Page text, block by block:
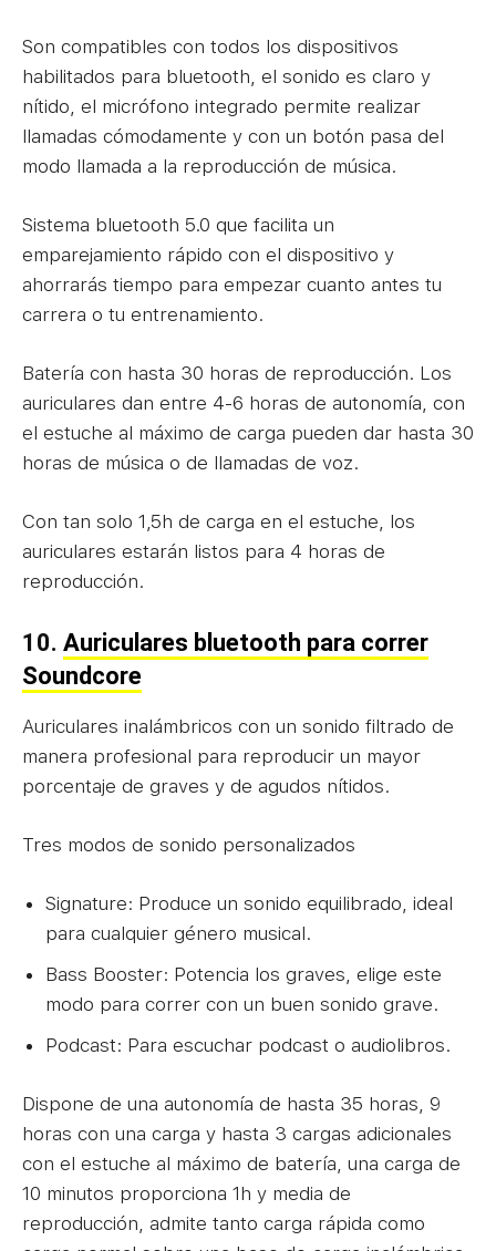
Son compatibles con todos los dispositivos
habilitados para bluetooth, el sonido es claro y
nítido, el micrófono integrado permite realizar
llamadas cómodamente y con un botón pasa del
modo llamada a la reproducción de música.
Sistema bluetooth 5.0 que facilita un
emparejamiento rápido con el dispositivo y
ahorrarás tiempo para empezar cuanto antes tu
carrera o tu entrenamiento.
Batería con hasta 30 horas de reproducción. Los
auriculares dan entre 4-6 horas de autonomía, con
el estuche al máximo de carga pueden dar hasta 30
horas de música o de llamadas de voz.
Con tan solo 1,5h de carga en el estuche, los
auriculares estarán listos para 4 horas de
reproducción.
10. Auriculares bluetooth para correr
Soundcore
Auriculares inalámbricos con un sonido filtrado de
manera profesional para reproducir un mayor
porcentaje de graves y de agudos nítidos.
Tres modos de sonido personalizados
Signature: Produce un sonido equilibrado, ideal
para cualquier género musical.
Bass Booster: Potencia los graves, elige este
modo para correr con un buen sonido grave.
Podcast: Para escuchar podcast o audiolibros.
Dispone de una autonomía de hasta 35 horas, 9
horas con una carga y hasta 3 cargas adicionales
con el estuche al máximo de batería, una carga de
10 minutos proporciona 1h y media de
reproducción, admite tanto carga rápida como